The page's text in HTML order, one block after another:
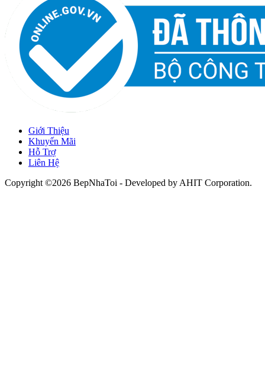
Giới Thiệu
Khuyến Mãi
Hỗ Trợ
Liên Hệ
Copyright ©2026 BepNhaToi - Developed by AHIT Corporation.